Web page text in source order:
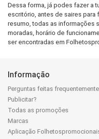
Dessa forma, já podes fazer a
escritório, antes de saires para
resumo, todas as informações
moradas, horário de
ser encontradas em
Informação
Perguntas feitas frequentemente
Publicitar?
Todas as promoções
Marcas
Aplicação